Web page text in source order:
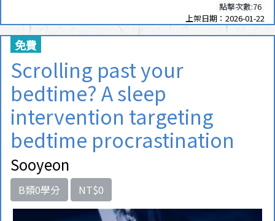
點擊次數:76
上架日期：2026-01-22
免費
Scrolling past your
bedtime? A sleep
intervention targeting
bedtime procrastination
Sooyeon
B類0學分 NT$0